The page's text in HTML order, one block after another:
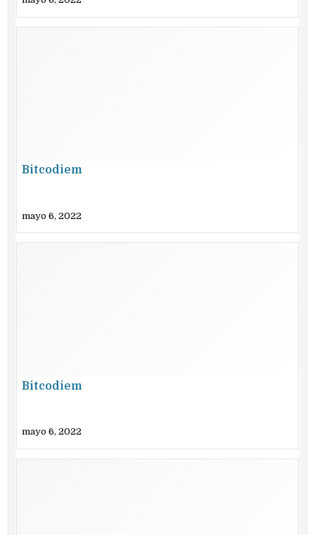
Bitcodiem
mayo 6, 2022
Bitcodiem
mayo 6, 2022